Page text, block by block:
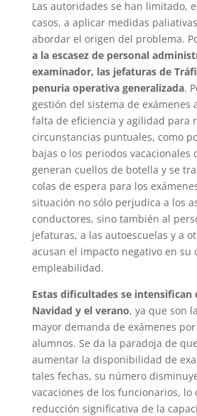
Las autoridades se han limitado,
casos, a aplicar medidas
abordar el origen del problema.
a la escasez de personal
examinador, las jefaturas de
penuria operativa generalizada.
gestión del sistema de exámenes
falta de eficiencia y agilidad para
circunstancias puntuales, como
bajas o los periodos vacacionales
generan cuellos de botella y se
colas de espera para los
situación no sólo perjudica a los
conductores, sino también al
jefaturas, a las autoescuelas y a
acusan el impacto negativo en su
empleabilidad.
Estas dificultades se intensifican
Navidad y el verano, ya que son
mayor demanda de exámenes
alumnos. Se da la paradoja de
aumentar la disponibilidad de
tales fechas, su número
vacaciones de los funcionarios, lo
reducción significativa de la